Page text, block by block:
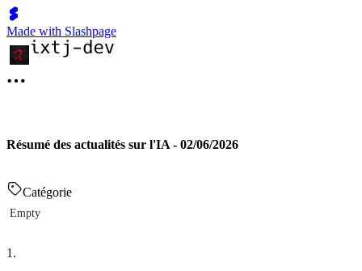
Made with Slashpage
Résumé des actualités sur l'IA - 02/06/2026
Catégorie
Empty
1 .